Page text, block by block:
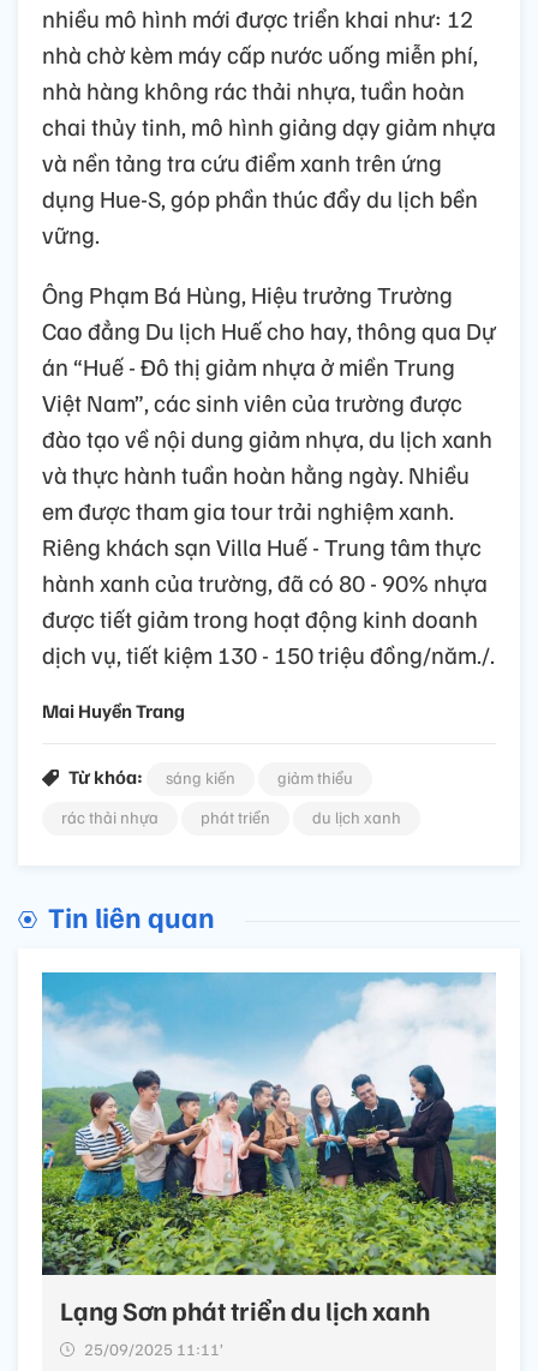
nhiều mô hình mới được triển khai như: 12
nhà chờ kèm máy cấp nước uống miễn phí,
nhà hàng không rác thải nhựa, tuần hoàn
chai thủy tinh, mô hình giảng dạy giảm nhựa
và nền tảng tra cứu điểm xanh trên ứng
dụng Hue-S, góp phần thúc đẩy du lịch bền
vững.
Ông Phạm Bá Hùng, Hiệu trưởng Trường
Cao đẳng Du lịch Huế cho hay, thông qua Dự
án “Huế - Đô thị giảm nhựa ở miền Trung
Việt Nam”, các sinh viên của trường được
đào tạo về nội dung giảm nhựa, du lịch xanh
và thực hành tuần hoàn hằng ngày. Nhiều
em được tham gia tour trải nghiệm xanh.
Riêng khách sạn Villa Huế - Trung tâm thực
hành xanh của trường, đã có 80 - 90% nhựa
được tiết giảm trong hoạt động kinh doanh
dịch vụ, tiết kiệm 130 - 150 triệu đồng/năm./.
Mai Huyền Trang
Từ khóa: sáng kiến
giảm thiểu
rác thải nhựa
phát triển du lịch xanh
Tin liên quan
Lạng Sơn phát triển du lịch xanh
25/09/2025 11:11’